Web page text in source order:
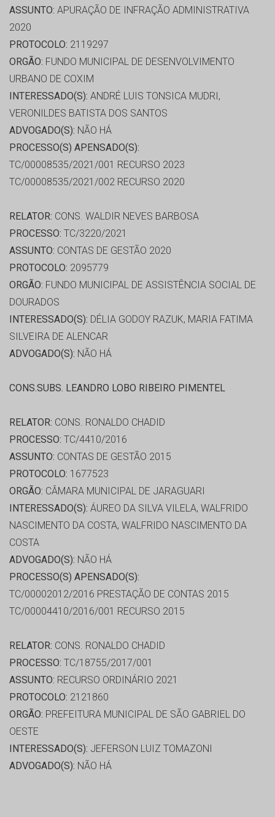
ASSUNTO: APURAÇÃO DE INFRAÇÃO ADMINISTRATIVA
2020
PROTOCOLO: 2119297
ORGÃO: FUNDO MUNICIPAL DE DESENVOLVIMENTO
URBANO DE COXIM
INTERESSADO(S): ANDRÉ LUIS TONSICA MUDRI,
VERONILDES BATISTA DOS SANTOS
ADVOGADO(S): NÃO HÁ
PROCESSO(S) APENSADO(S):
TC/00008535/2021/001 RECURSO 2023
TC/00008535/2021/002 RECURSO 2020
RELATOR: CONS. WALDIR NEVES BARBOSA
PROCESSO: TC/3220/2021
ASSUNTO: CONTAS DE GESTÃO 2020
PROTOCOLO: 2095779
ORGÃO: FUNDO MUNICIPAL DE ASSISTÊNCIA SOCIAL DE
DOURADOS
INTERESSADO(S): DÉLIA GODOY RAZUK, MARIA FATIMA
SILVEIRA DE ALENCAR
ADVOGADO(S): NÃO HÁ
CONS.SUBS. LEANDRO LOBO RIBEIRO PIMENTEL
RELATOR: CONS. RONALDO CHADID
PROCESSO: TC/4410/2016
ASSUNTO: CONTAS DE GESTÃO 2015
PROTOCOLO: 1677523
ORGÃO: CÂMARA MUNICIPAL DE JARAGUARI
INTERESSADO(S): ÁUREO DA SILVA VILELA, WALFRIDO
NASCIMENTO DA COSTA, WALFRIDO NASCIMENTO DA
COSTA
ADVOGADO(S): NÃO HÁ
PROCESSO(S) APENSADO(S):
TC/00002012/2016 PRESTAÇÃO DE CONTAS 2015
TC/00004410/2016/001 RECURSO 2015
RELATOR: CONS. RONALDO CHADID
PROCESSO: TC/18755/2017/001
ASSUNTO: RECURSO ORDINÁRIO 2021
PROTOCOLO: 2121860
ORGÃO: PREFEITURA MUNICIPAL DE SÃO GABRIEL DO
OESTE
INTERESSADO(S): JEFERSON LUIZ TOMAZONI
ADVOGADO(S): NÃO HÁ